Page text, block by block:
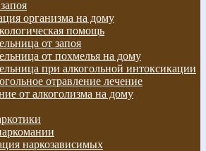
организма на дому
помощь
от запоя
от похмелья на дому
при алкогольной интоксикации
отравление лечение
от алкоголизма на дому
наркозависимых